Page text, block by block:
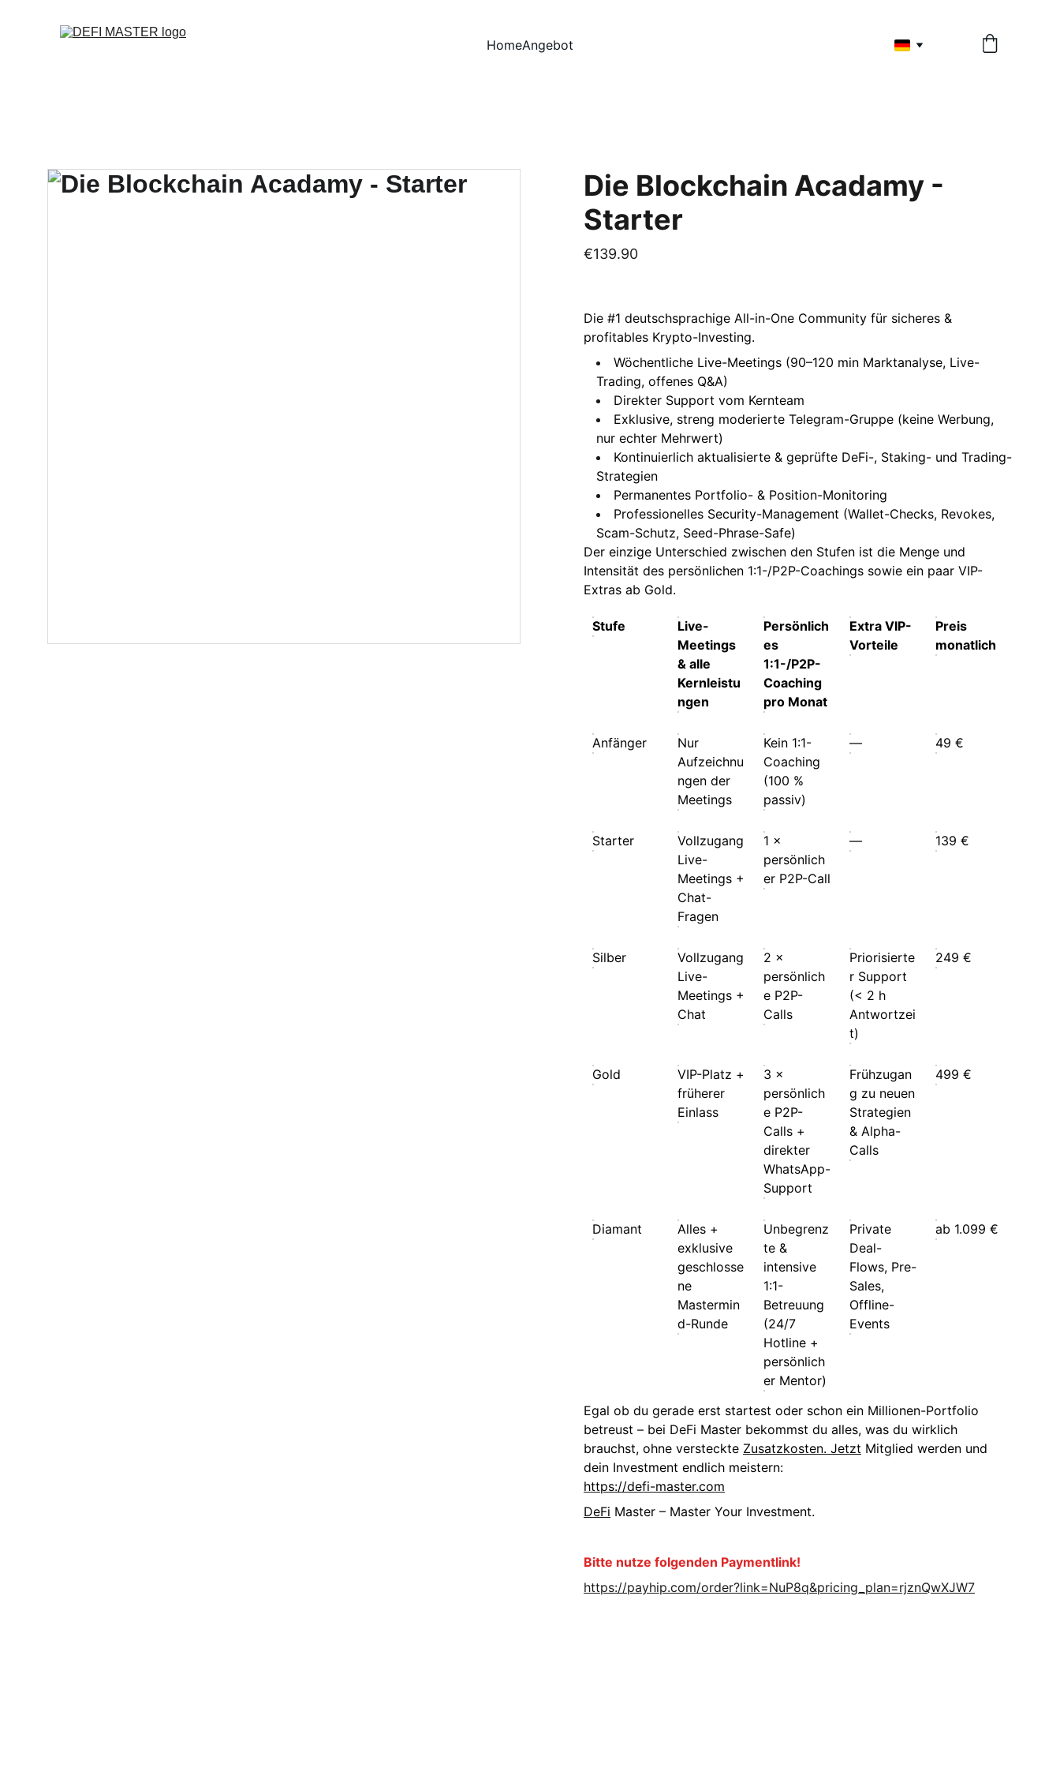
HomeAngebot
Die Blockchain Acadamy -
Starter
€139.90
Die #1 deutschsprachige All-in-One Community für sicheres &
profitables Krypto-Investing.
Wöchentliche Live-Meetings (90–120 min Marktanalyse, Live-
Trading, offenes Q&A)
Direkter Support vom Kernteam
Exklusive, streng moderierte Telegram-Gruppe (keine Werbung,
nur echter Mehrwert)
Kontinuierlich aktualisierte & geprüfte DeFi-, Staking- und Trading-
Strategien
Permanentes Portfolio- & Position-Monitoring
Professionelles Security-Management (Wallet-Checks, Revokes,
Scam-Schutz, Seed-Phrase-Safe)
Der einzige Unterschied zwischen den Stufen ist die Menge und
Intensität des persönlichen 1:1-/P2P-Coachings sowie ein paar VIP-
Extras ab Gold.
Stufe
Live-
Meetings
& alle
Kernleistu
ngen
Persönlich
es
1:1-/P2P-
Coaching
pro Monat
Extra VIP-
Vorteile
Preis
monatlich
Anfänger
Nur
Aufzeichnu
ngen der
Meetings
Kein 1:1-
Coaching
(100 %
passiv)
— 49 €
Starter
Vollzugang
Live-
Meetings +
Chat-
Fragen
1 ×
persönlich
er P2P-Call
— 139 €
Silber
Vollzugang
Live-
Meetings +
Chat
2 ×
persönlich
e P2P-
Calls
Priorisierte
r Support
(< 2 h
Antwortzei
t)
249 €
Gold
VIP-Platz +
früherer
Einlass
3 ×
persönlich
e P2P-
Calls +
direkter
WhatsApp-
Support
Frühzugan
g zu neuen
Strategien
& Alpha-
Calls
499 €
Diamant
Alles +
exklusive
geschlosse
ne
Mastermin
d-Runde
Unbegrenz
te &
intensive
1:1-
Betreuung
(24/7
Hotline +
persönlich
er Mentor)
Private
Deal-
Flows, Pre-
Sales,
Offline-
Events
ab 1.099 €
Egal ob du gerade erst startest oder schon ein Millionen-Portfolio
betreust – bei DeFi Master bekommst du alles, was du wirklich
brauchst, ohne versteckte Zusatzkosten. Jetzt Mitglied werden und
dein Investment endlich meistern:
https://defi-master.com
DeFi Master – Master Your Investment.
Bitte nutze folgenden Paymentlink!
https://payhip.com/order?link=NuP8q&pricing_plan=rjznQwXJW7